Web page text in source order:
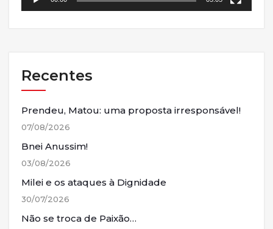
Recentes
Prendeu, Matou: uma proposta irresponsável!
07/08/2026
Bnei Anussim!
03/08/2026
Milei e os ataques à Dignidade
30/07/2026
Não se troca de Paixão…